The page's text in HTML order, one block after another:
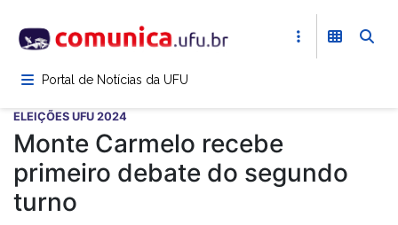
para
conteúdoPortal de Notícias da UFU
ELEIÇÕES UFU 2024
Monte Carmelo recebe
primeiro debate do segundo
turno